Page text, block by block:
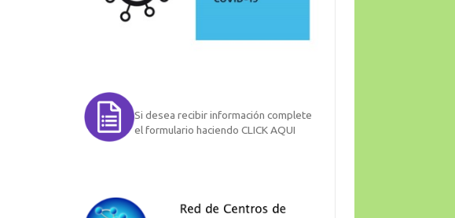
Si desea recibir información complete
el formulario haciendo CLICK AQUI